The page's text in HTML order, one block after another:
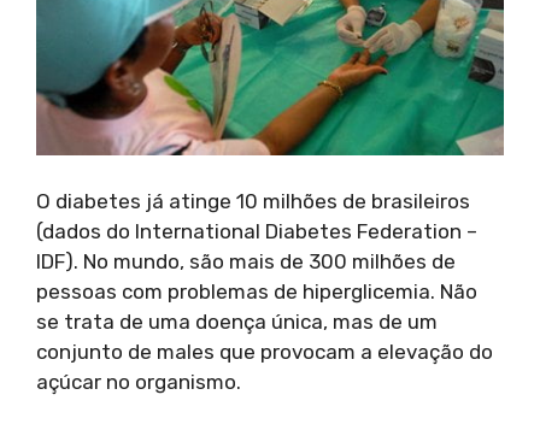
O diabetes já atinge 10 milhões de brasileiros
(dados do International Diabetes Federation –
IDF). No mundo, são mais de 300 milhões de
pessoas com problemas de hiperglicemia. Não
se trata de uma doença única, mas de um
conjunto de males que provocam a elevação do
açúcar no organismo.